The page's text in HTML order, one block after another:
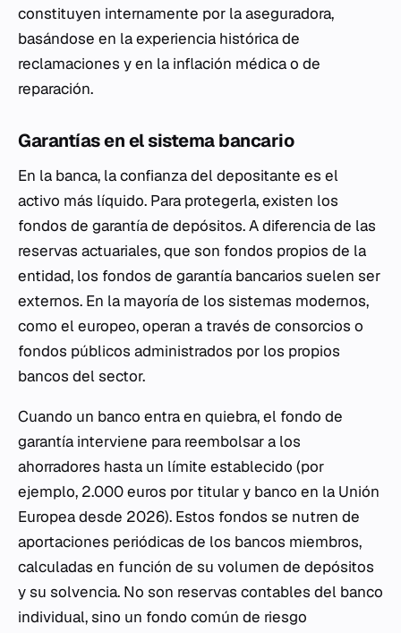
constituyen internamente por la aseguradora,
basándose en la experiencia histórica de
reclamaciones y en la inflación médica o de
reparación.
Garantías en el sistema bancario
En la banca, la confianza del depositante es el
activo más líquido. Para protegerla, existen los
fondos de garantía de depósitos. A diferencia de las
reservas actuariales, que son fondos propios de la
entidad, los fondos de garantía bancarios suelen ser
externos. En la mayoría de los sistemas modernos,
como el europeo, operan a través de consorcios o
fondos públicos administrados por los propios
bancos del sector.
Cuando un banco entra en quiebra, el fondo de
garantía interviene para reembolsar a los
ahorradores hasta un límite establecido (por
ejemplo, 2.000 euros por titular y banco en la Unión
Europea desde 2026). Estos fondos se nutren de
aportaciones periódicas de los bancos miembros,
calculadas en función de su volumen de depósitos
y su solvencia. No son reservas contables del banco
individual, sino un fondo común de riesgo